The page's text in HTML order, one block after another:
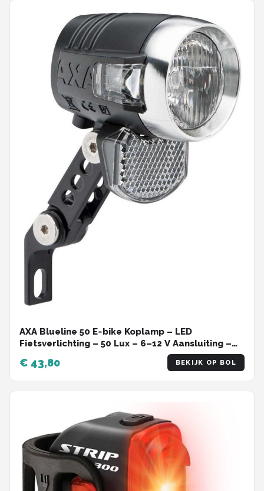
AXA Blueline 50 E‑bike Koplamp – LED
Fietsverlichting – 50 Lux – 6–12 V Aansluiting –
70 m Lichtbundel – 4.000 m Zichtbaarheid –
Clear Lens Technology – Geïntegreerde
Reflector
€ 43,80 BEKIJK OP BOL